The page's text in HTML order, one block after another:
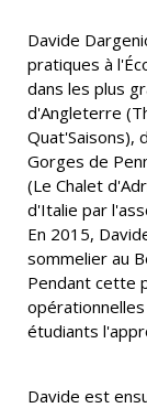
Davide
pratiques à
dans les plus
d'Angleterre
Quat'Saisons),
Gorges de
(Le Chalet
d'Italie par
En 2015,
sommelier au
Pendant cette
étudiants
Davide est